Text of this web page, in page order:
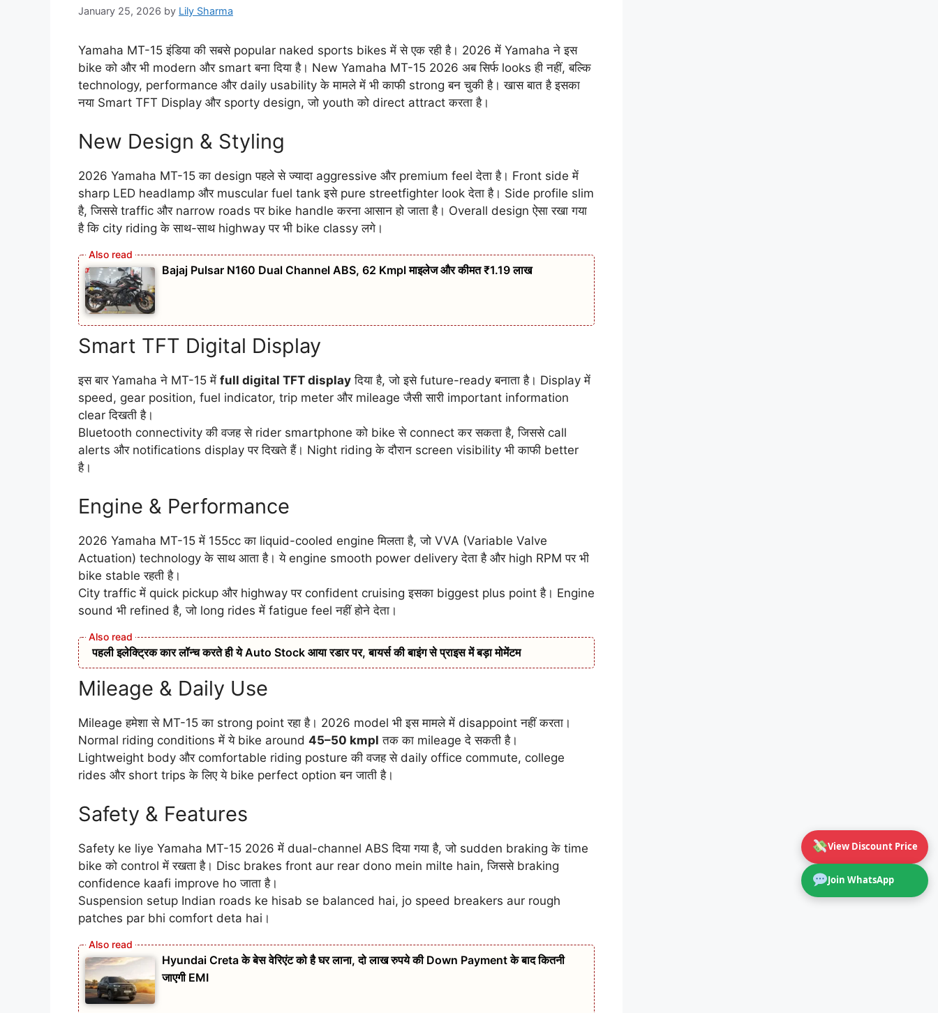
View Discount Price
Join WhatsApp
January 25, 2026 by Lily Sharma
Yamaha MT-15 इंडिया की सबसे popular naked sports bikes में से एक रही है। 2026 में Yamaha ने इस
bike को और भी modern और smart बना दिया है। New Yamaha MT-15 2026 अब सिर्फ looks ही नहीं, बल्कि
technology, performance और daily usability के मामले में भी काफी strong बन चुकी है। खास बात है इसका
नया Smart TFT Display और sporty design, जो youth को direct attract करता है।
New Design & Styling
2026 Yamaha MT-15 का design पहले से ज्यादा aggressive और premium feel देता है। Front side में
sharp LED headlamp और muscular fuel tank इसे pure streetfighter look देता है। Side profile slim
है, जिससे traffic और narrow roads पर bike handle करना आसान हो जाता है। Overall design ऐसा रखा गया
है कि city riding के साथ-साथ highway पर भी bike classy लगे।
Bajaj Pulsar N160 Dual Channel ABS, 62 Kmpl माइलेज और कीमत ₹1.19 लाख
Smart TFT Digital Display
इस बार Yamaha ने MT-15 में full digital TFT display दिया है, जो इसे future-ready बनाता है। Display में
speed, gear position, fuel indicator, trip meter और mileage जैसी सारी important information
clear दिखती है।
Bluetooth connectivity की वजह से rider smartphone को bike से connect कर सकता है, जिससे call
alerts और notifications display पर दिखते हैं। Night riding के दौरान screen visibility भी काफी better
है।
Engine & Performance
2026 Yamaha MT-15 में 155cc का liquid-cooled engine मिलता है, जो VVA (Variable Valve
Actuation) technology के साथ आता है। ये engine smooth power delivery देता है और high RPM पर भी
bike stable रहती है।
City traffic में quick pickup और highway पर confident cruising इसका biggest plus point है। Engine
sound भी refined है, जो long rides में fatigue feel नहीं होने देता।
पहली इलेक्ट्रिक कार लॉन्च करते ही ये Auto Stock आया रडार पर, बायर्स की बाइंग से प्राइस में बड़ा मोमेंटम
Mileage & Daily Use
Mileage हमेशा से MT-15 का strong point रहा है। 2026 model भी इस मामले में disappoint नहीं करता।
Normal riding conditions में ये bike around 45–50 kmpl तक का mileage दे सकती है।
Lightweight body और comfortable riding posture की वजह से daily office commute, college
rides और short trips के लिए ये bike perfect option बन जाती है।
Safety & Features
Safety ke liye Yamaha MT-15 2026 में dual-channel ABS दिया गया है, जो sudden braking के time
bike को control में रखता है। Disc brakes front aur rear dono mein milte hain, जिससे braking
confidence kaafi improve ho जाता है।
Suspension setup Indian roads ke hisab se balanced hai, jo speed breakers aur rough
patches par bhi comfort deta hai।
Hyundai Creta के बेस वेरिएंट को है घर लाना, दो लाख रुपये की Down Payment के बाद कितनी
जाएगी EMI